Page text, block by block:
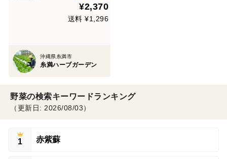
¥2,370
送料 ¥1,296
沖縄県糸満市
糸満ハーブガーデン
野菜の検索キーワードランキング
（更新日: 2026/08/03）
1 赤紫蘇